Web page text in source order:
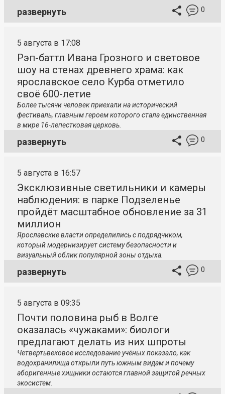
развернуть 0
5 августа в 17:08
Рэп-баттл Ивана Грозного и световое
шоу на стенах древнего храма: как
ярославское село Курба отметило
своё 600-летие
Более тысячи человек приехали на исторический
фестиваль, главным героем которого стала единственная
в мире 16-лепестковая церковь.
развернуть 0
5 августа в 16:57
Эксклюзивные светильники и камеры
наблюдения: в парке Подзеленье
пройдёт масштабное обновление за 31
миллион
Ярославские власти определились с подрядчиком,
который модернизирует систему безопасности и
визуальный облик популярной зоны отдыха.
развернуть 0
5 августа в 09:35
Почти половина рыб в Волге
оказалась «чужаками»: биологи
предлагают делать из них шпроты
Четвертьвековое исследование учёных показало, как
водохранилища открыли путь южным видам и почему
аборигенные хищники остаются главной защитой речных
экосистем.